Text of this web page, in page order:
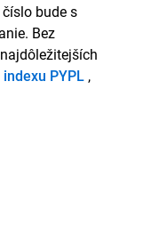
bude s
Bez
indexu PYPL ,